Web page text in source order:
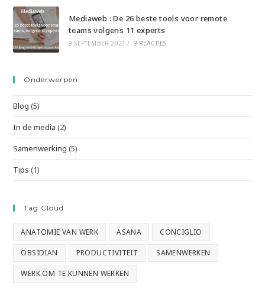
Mediaweb : De 26 beste tools voor remote
teams volgens 11 experts
9 SEPTEMBER 2021 / 9 REACTIES
Onderwerpen
Blog (5)
In de media (2)
Samenwerking (5)
Tips (1)
Tag Cloud
ANATOMIE VAN WERK ASANA CONCIGLIO
OBSIDIAN PRODUCTIVITEIT SAMENWERKEN
WERK OM TE KUNNEN WERKEN